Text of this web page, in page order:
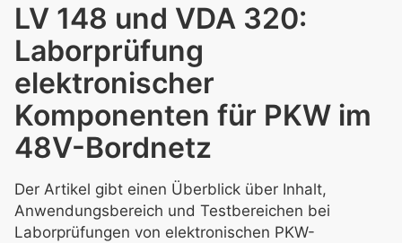
LV 148 und VDA 320:
Laborprüfung
elektronischer
Komponenten für PKW im
48V-Bordnetz
Der Artikel gibt einen Überblick über Inhalt,
Anwendungsbereich und Testbereichen bei
Laborprüfungen von elektronischen PKW-